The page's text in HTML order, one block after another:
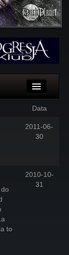
Data
2011-06-
30
to
2010-10-
31